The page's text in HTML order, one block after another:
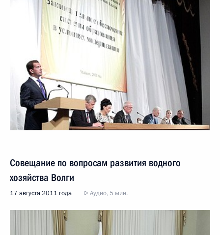
Совещание по вопросам развития водного
хозяйства Волги
17 августа 2011 года Аудио, 5 мин.